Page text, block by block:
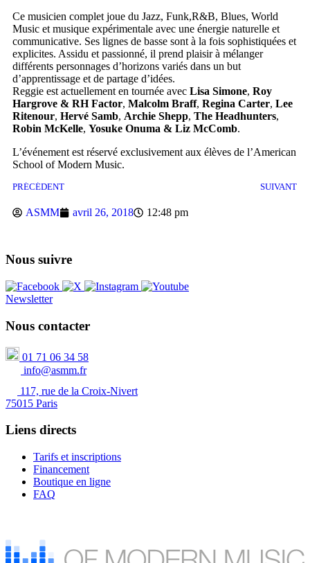
Ce musicien complet joue du Jazz, Funk,R&B, Blues, World
Music et musique expérimentale avec une énergie naturelle et
communicative. Ses lignes de basse sont à la fois sophistiquées et
explicites. Assidu et passionné, il prend plaisir à mélanger
différents personnages d’horizons variés dans un but
d’apprentissage et de partage d’idées.
Reggie est actuellement en tournée avec Lisa Simone, Roy
Hargrove & RH Factor, Malcolm Braff, Regina Carter, Lee
Ritenour, Hervé Samb, Archie Shepp, The Headhunters,
Robin McKelle, Yosuke Onuma & Liz McComb.
L’événement est réservé exclusivement aux élèves de l’American
School of Modern Music.
PRÉCÉDENT SUIVANT
ASMM avril 26, 2018 12:48 pm
Nous suivre
Newsletter
Nous contacter
01 71 06 34 58
info@asmm.fr
117, rue de la Croix-Nivert
75015 Paris
Liens directs
Tarifs et inscriptions
Financement
Boutique en ligne
FAQ